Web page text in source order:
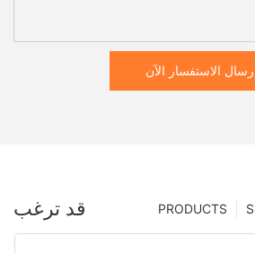
الاستفسار الآن
قد ترغب PRODUCTS